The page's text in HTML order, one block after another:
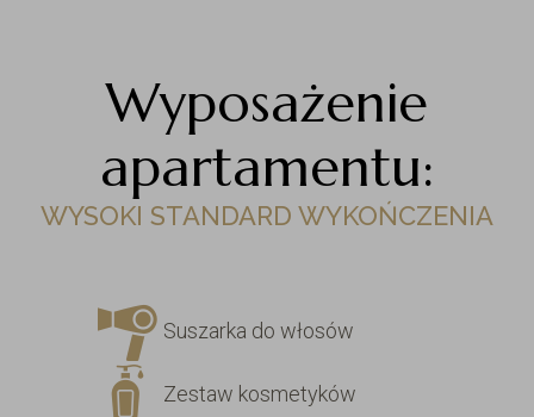
Wyposażenie
apartamentu:
WYSOKI STANDARD WYKOŃCZENIA
Suszarka do włosów
Zestaw kosmetyków